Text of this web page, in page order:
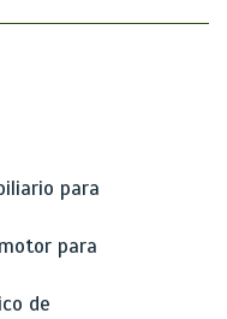
para
para
de